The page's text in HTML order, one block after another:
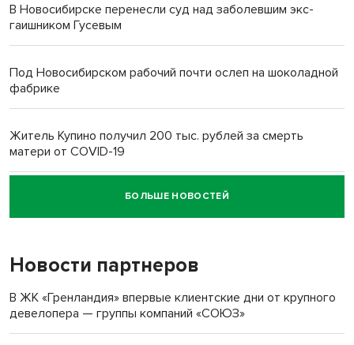
В Новосибирске перенесли суд над заболевшим экс-
гаишником Гусевым
Под Новосибирском рабочий почти ослеп на шоколадной
фабрике
Житель Купино получил 200 тыс. рублей за смерть
матери от COVID-19
Новосибирский суд наказал водителя за смерть
пенсионерки на вокзале
БОЛЬШЕ НОВОСТЕЙ
Новости партнеров
В ЖК «Гренландия» впервые клиентские дни от крупного
девелопера — группы компаний «СОЮЗ»